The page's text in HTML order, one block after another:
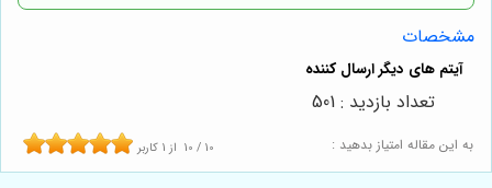
مشخصات
به این مقاله امتیاز بدهید : 10 / 10 از1 کاربر
تعداد بازدید : 501